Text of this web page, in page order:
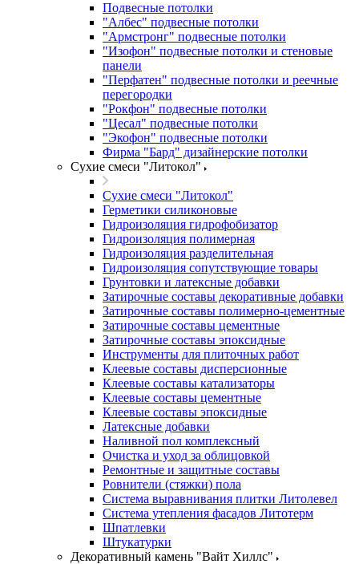
Подвесные потолки
"Албес" подвесные потолки
"Армстронг" подвесные потолки
"Изофон" подвесные потолки и стеновые
панели
"Перфатен" подвесные потолки и реечные
перегородки
"Рокфон" подвесные потолки
"Цесал" подвесные потолки
"Экофон" подвесные потолки
Фирма "Бард" дизайнерские потолки
Сухие смеси "Литокол"
Сухие смеси "Литокол"
Герметики силиконовые
Гидроизоляция гидрофобизатор
Гидроизоляция полимерная
Гидроизоляция разделительная
Гидроизоляция сопутствующие товары
Грунтовки и латексные добавки
Затирочные составы декоративные добавки
Затирочные составы полимерно-цементные
Затирочные составы цементные
Затирочные составы эпоксидные
Инструменты для плиточных работ
Клеевые составы дисперсионные
Клеевые составы катализаторы
Клеевые составы цементные
Клеевые составы эпоксидные
Латексные добавки
Наливной пол комплексный
Очистка и уход за облицовкой
Ремонтные и защитные составы
Ровнители (стяжки) пола
Система выравнивания плитки Литолевел
Система утепления фасадов Литотерм
Шпатлевки
Штукатурки
Декоративный камень "Вайт Хиллс"